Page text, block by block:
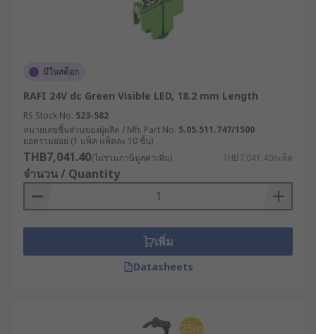
มีในสต็อก
RAFI 24V dc Green Visible LED, 18.2 mm Length
RS Stock No. 523-582
หมายเลขชิ้นส่วนของผู้ผลิต / Mfr. Part No. 5.05.511.747/1500
ยอดรวมย่อย (1 แพ็ค แพ็คละ 10 ชิ้น)
THB7,041.40(ไม่รวมภาษีมูลค่าเพิ่ม) THB7,041.40/แพ็ค
จำนวน / Quantity
เพิ่ม
Datasheets